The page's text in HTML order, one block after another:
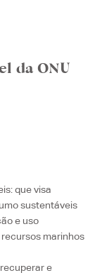
da ONU
: que visa
sustentáveis
e uso
marinhos
e